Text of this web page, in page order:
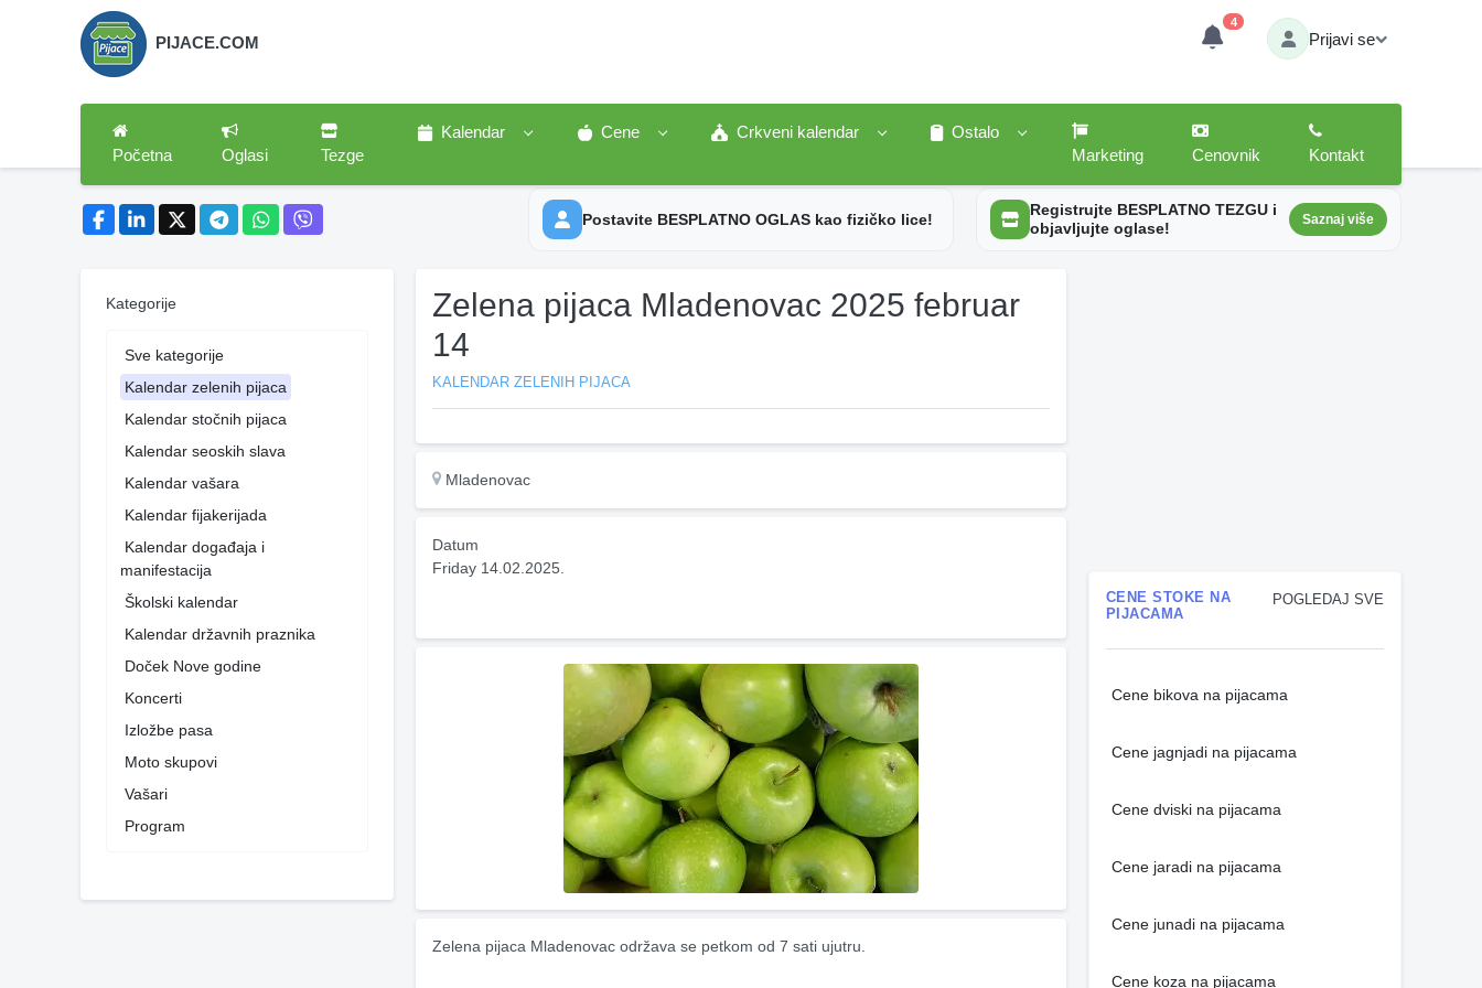
PIJACE.COM
4
Prijavi se
Početna Oglasi Tezge
Kalendar Cene Crkveni kalendar
Ostalo
Marketing
Cenovnik Kontakt
Postavite BESPLATNO OGLAS kao fizičko lice!
Registrujte BESPLATNO TEZGU i
objavljujte oglase!
Saznaj više
Kategorije
Sve kategorije
Kalendar zelenih pijaca
Kalendar stočnih pijaca
Kalendar seoskih slava
Kalendar vašara
Kalendar fijakerijada
Kalendar događaja i
manifestacija
Školski kalendar
Kalendar državnih praznika
Doček Nove godine
Koncerti
Izložbe pasa
Moto skupovi
Vašari
Program
Zelena pijaca Mladenovac 2025 februar
14
KALENDAR ZELENIH PIJACA
Mladenovac
Datum
Friday 14.02.2025.
Zelena pijaca Mladenovac održava se petkom od 7 sati ujutru.
POGLEDAJ SVE
CENE STOKE NA
PIJACAMA
Cene bikova na pijacama
Cene jagnjadi na pijacama
Cene dviski na pijacama
Cene jaradi na pijacama
Cene junadi na pijacama
Cene koza na pijacama